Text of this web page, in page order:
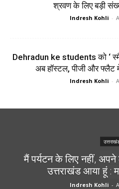
श्रवण के लिए बड़ी
Indresh Kohli -
Dehradun ke students को ‘
अब हॉस्टल, पीजी और फ्लैट
Indresh Kohli -
मैं पर्यटन के लिए नहीं,
उत्तराखंड आया हूं :
Indresh Kohli -